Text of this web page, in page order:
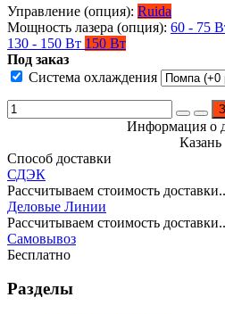
Управление (опция): Ruida
Мощность лазера (опция): 60 - 75
130 - 150 Вт 150 Вт
Под заказ
Система охлаждения
Информация о
Казань
Способ доставки
СДЭК
Рассчитываем стоимость
Деловые Линии
Рассчитываем стоимость
Самовывоз
Бесплатно
Разделы